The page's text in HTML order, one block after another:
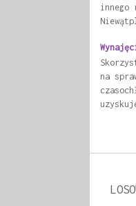
innego
na